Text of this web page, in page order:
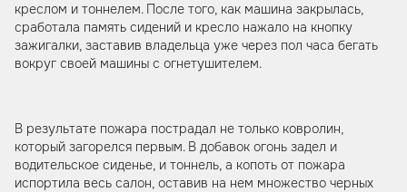
креслом и тоннелем. После того, как машина закрылась,
сработала память сидений и кресло нажало на кнопку
зажигалки, заставив владельца уже через пол часа бегать
вокруг своей машины с огнетушителем.
В результате пожара пострадал не только ковролин,
который загорелся первым. В добавок огонь задел и
водительское сиденье, и тоннель, а копоть от пожара
испортила весь салон, оставив на нем множество черных